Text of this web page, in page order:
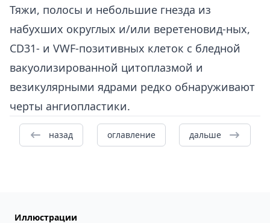
Тяжи, полосы и небольшие гнезда из
набухших округлых и/или веретеновид-ных,
CD31- и VWF-позитивных клеток с бледной
вакуолизированной цитоплазмой и
везикулярными ядрами редко обнаруживают
черты ангиопластики.
назад оглавление дальше
Иллюстрации